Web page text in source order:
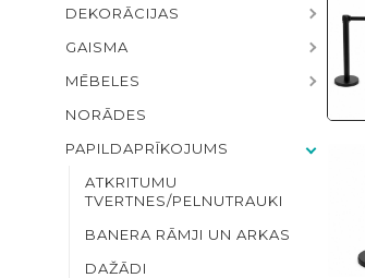
DEKORĀCIJAS
GAISMA
MĒBELES
NORĀDES
PAPILDAPRĪKOJUMS
ATKRITUMU
TVERTNES/PELNUTRAUKI
BANERA RĀMJI UN ARKAS
DAŽĀDI